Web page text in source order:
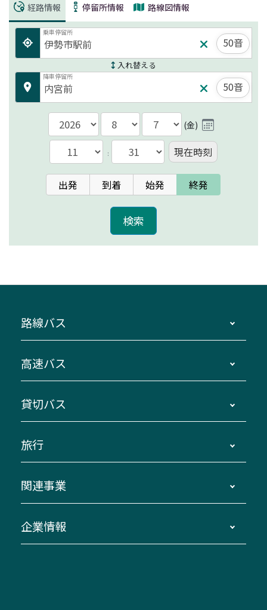
経路情報 停留所情報 路線図情報
乗車停留所
50音
入れ替える
降車停留所
50音
(金)
: 現在時刻
出発 到着 始発 終発
路線バス
主要停留所案内図・時刻表
路線バスのご利用方法
三重交通接近情報バスロケーションシステム
迂回・休止について
臨時バスについて
伊勢二見鳥羽周遊バスCANばす
「みえブルーライン」（三重大学病院直通バ
高速バス
南紀・VISON～横浜・東京・埼玉
伊賀～名古屋
南紀～VISON～名古屋
湯の山温泉～名古屋
桑名・長島温泉・金城ふ頭駅～中部国際空港
（休止中）
貸切バス
貸切バスのご利用について
お問い合わせ
旅行
貸切バス団体旅行
美し国周遊ばす
関連事業
自家用自動車車両運行管理
企業情報